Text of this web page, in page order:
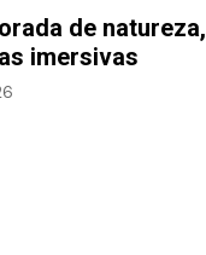
de natureza,
imersivas